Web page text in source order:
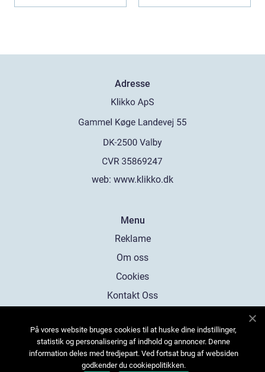
Adresse
web: www.klikko.dk
Menu
Reklame
Om oss
Cookies
Kontakt Oss
På vores website bruges cookies til at huske dine indstillinger,
statistik og personalisering af indhold og annoncer. Denne
information deles med tredjepart. Ved fortsat brug af websiden
godkender du cookiepolitikken.